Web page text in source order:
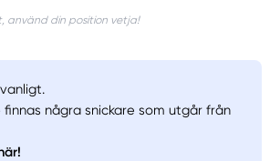
använd din position vetja!
några snickare som utgår från